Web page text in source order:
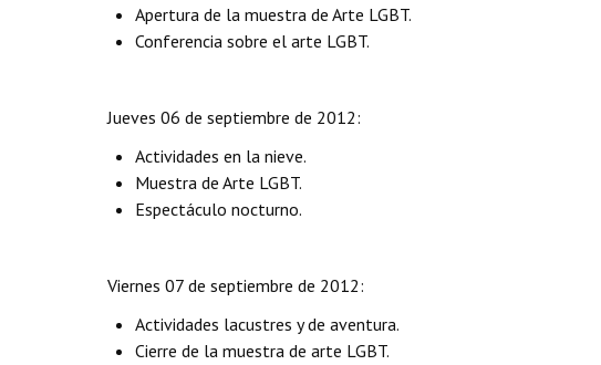
Apertura de la muestra de Arte LGBT.
Conferencia sobre el arte LGBT.
Jueves 06 de septiembre de 2012:
Actividades en la nieve.
Muestra de Arte LGBT.
Espectáculo nocturno.
Viernes 07 de septiembre de 2012:
Actividades lacustres y de aventura.
Cierre de la muestra de arte LGBT.